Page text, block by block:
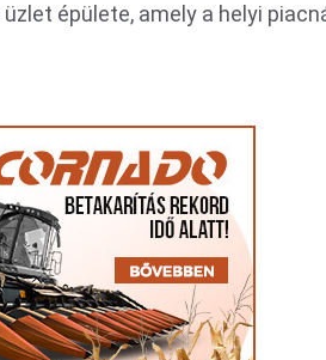
épülete, amely a helyi